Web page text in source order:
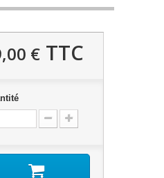
€TTC